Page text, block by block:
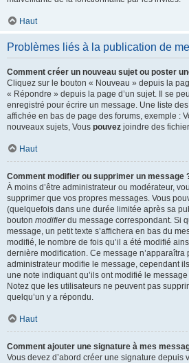
Haut
Problèmes liés à la publication de
Comment créer un nouveau sujet ou poster
Cliquez sur le bouton « Nouveau » depuis la
« Répondre » depuis la page d’un sujet. Il se
enregistré pour écrire un message. Une liste
affichée en bas de page des forums, exemple :
nouveaux sujets, Vous pouvez joindre des
Haut
Comment modifier ou supprimer un message
À moins d’être administrateur ou modérateur,
supprimer que vos propres messages. Vous
(quelquefois dans une durée limitée après sa
bouton modifierdu message correspondant. Si
message, un petit texte s’affichera en bas du
modifié, le nombre de fois qu’il a été modifié
dernière modification. Ce message n’apparaîtra
administrateur modifie le message, cependant
une note indiquant qu’ils ont modifié le
Notez que les utilisateurs ne peuvent pas
quelqu’un y a répondu.
Haut
Comment ajouter une signature à mes
Vous devez d’abord créer une signature depuis